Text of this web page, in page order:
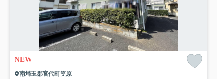
NEW
南埼玉郡宮代町笠原